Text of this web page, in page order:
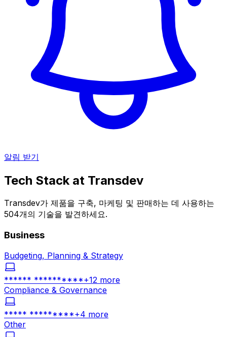
알림 받기
Tech Stack at Transdev
Transdev가 제품을 구축, 마케팅 및 판매하는 데 사용하는
504개의 기술을 발견하세요.
Business
Budgeting, Planning & Strategy
****** **********+12 more
Compliance & Governance
***** *********+4 more
Other